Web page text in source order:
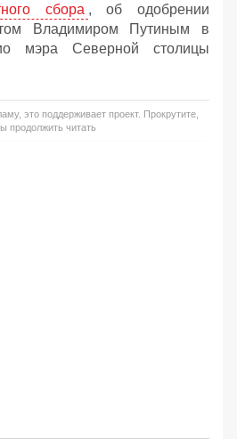
сбора , об одобрении
Владимиром Путиным в
мэра Северной столицы
это поддерживает проект. Прокрутите,
продолжить читать